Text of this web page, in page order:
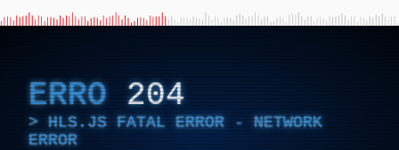
ERRO 204
HLS.JS FATAL ERROR - NETWORK
ERROR